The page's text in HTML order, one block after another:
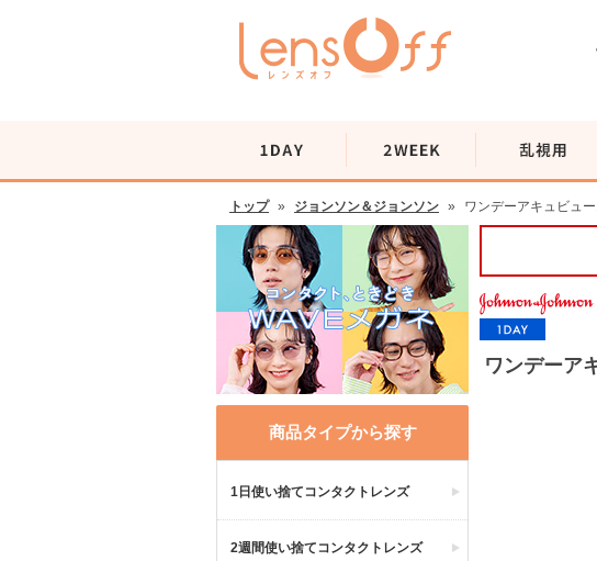
トップ » ジョンソン＆ジョンソン » ワンデーアキュビュ
商品タイプから探す
1日使い捨てコンタクトレンズ
2週間使い捨てコンタクトレンズ
ワンデーア